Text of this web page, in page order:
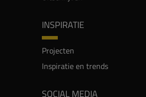
INSPIRATIE
Projecten
Inspiratie en trends
SOCIAL MEDIA